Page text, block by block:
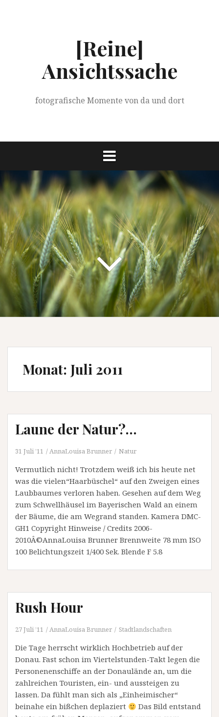
[Reine]
Ansichtssache
fotografische Momente von da und dort
Monat: Juli 2011
Laune der Natur?…
31 Juli ’11 AnnaLouisa Brunner Natur
Vermutlich nicht! Trotzdem weiß ich bis heute net
was die vielen“Haarbüschel“ auf den Zweigen eines
Laubbaumes verloren haben. Gesehen auf dem Weg
zum Schwellhäusel im Bayerischen Wald an einem
der Bäume, die am Wegrand standen. Kamera DMC-
GH1 Copyright Hinweise / Credits 2006-
2010Â©AnnaLouisa Brunner Brennweite 78 mm ISO
100 Belichtungszeit 1/400 Sek. Blende F 5.8
Rush Hour
27 Juli ’11 AnnaLouisa Brunner Stadtlandschaften
Die Tage herrscht wirklich Hochbetrieb auf der
Donau. Fast schon im Viertelstunden-Takt legen die
Personenenschiffe an der Donaulände an, um die
zahlreichen Touristen, ein- und aussteigen zu
lassen. Da fühlt man sich als „Einheimischer“
beinahe ein bißchen deplaziert
Das Bild entstand